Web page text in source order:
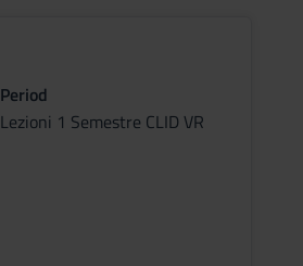
Period
Lezioni 1 Semestre CLID VR